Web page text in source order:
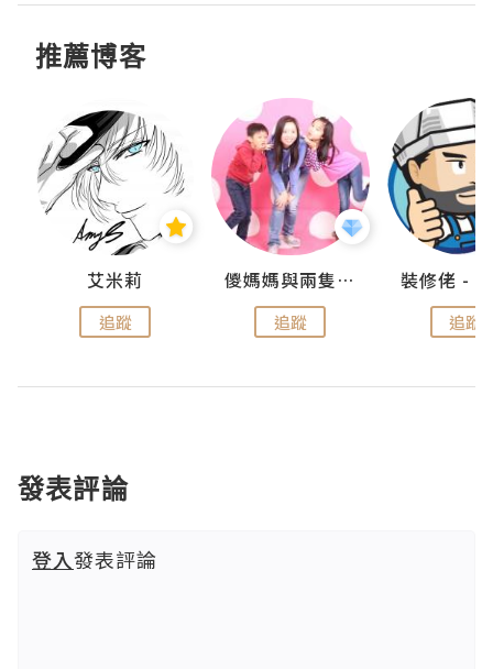
推薦博客
艾米莉
追蹤
儍媽媽與兩隻小魔怪之家
追蹤 追蹤
發表評論
登入發表評論